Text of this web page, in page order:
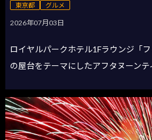
東京都 グルメ
2026年07月03日
ロイヤルパークホテル1Fラウンジ「
の屋台をテーマにしたアフタヌーンテ